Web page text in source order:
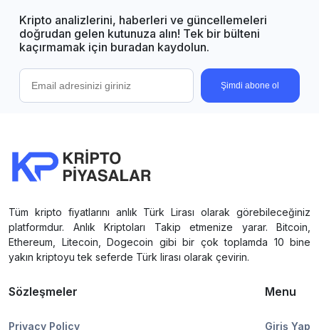
Kripto analizlerini, haberleri ve güncellemeleri
doğrudan gelen kutunuza alın! Tek bir bülteni
kaçırmamak için buradan kaydolun.
Şimdi abone ol
Tüm kripto fiyatlarını anlık Türk Lirası olarak görebileceğiniz
platformdur. Anlık Kriptoları Takip etmenize yarar. Bitcoin,
Ethereum, Litecoin, Dogecoin gibi bir çok toplamda 10 bine
yakın kriptoyu tek seferde Türk lirası olarak çevirin.
Sözleşmeler
Privacy Policy
Menu
Giriş Yap